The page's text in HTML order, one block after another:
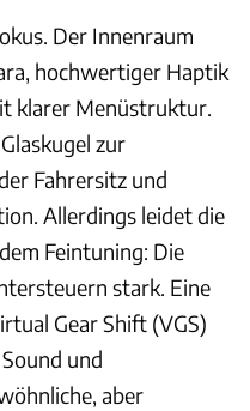
Der Innenraum
hochwertiger Haptik
klarer Menüstruktur.
zur
Fahrersitz und
Allerdings leidet die
Feintuning: Die
stark. Eine
Gear Shift (VGS)
und
aber